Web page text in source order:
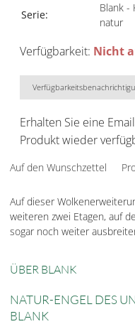
Serie:
Blank -
natur
Verfügbarkeit: Nicht
Erhalten Sie eine
Produkt wieder
Auf den Wunschzettel
Auf dieser
weiteren zwei Etagen, auf
sogar noch weiter
ÜBER BLANK
NATUR-ENGEL DES
BLANK